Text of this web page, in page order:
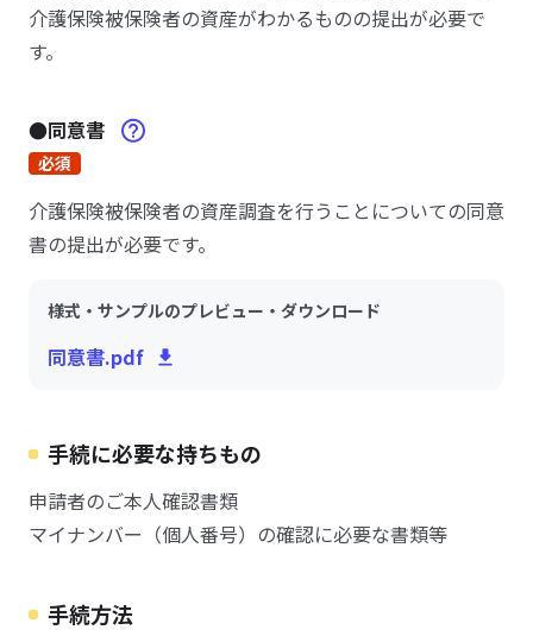
介護保険被保険者の資産がわかるものの提出が必要で
す。
●同意書
必須
介護保険被保険者の資産調査を行うことについての同意
書の提出が必要です。
様式・サンプルのプレビュー・ダウンロード
同意書.pdf
手続に必要な持ちもの
申請者のご本人確認書類
マイナンバー（個人番号）の確認に必要な書類等
手続方法